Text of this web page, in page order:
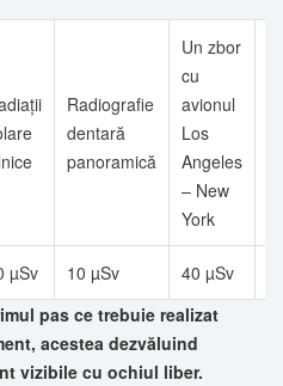
Radiografie
dentară
panoramică
Un zbor
cu
avionul
Los
Angeles
– New
York
µSv 10 µSv 40 µSv
pas ce trebuie realizat
acestea dezvăluind
vizibile cu ochiul liber.